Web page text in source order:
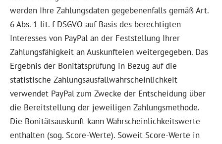
werden Ihre Zahlungsdaten gegebenenfalls gemäß Art.
6 Abs. 1 lit. f DSGVO auf Basis des berechtigten
Interesses von PayPal an der Feststellung Ihrer
Zahlungsfähigkeit an Auskunfteien weitergegeben. Das
Ergebnis der Bonitätsprüfung in Bezug auf die
statistische Zahlungsausfallwahrscheinlichkeit
verwendet PayPal zum Zwecke der Entscheidung über
die Bereitstellung der jeweiligen Zahlungsmethode.
Die Bonitätsauskunft kann Wahrscheinlichkeitswerte
enthalten (sog. Score-Werte). Soweit Score-Werte in